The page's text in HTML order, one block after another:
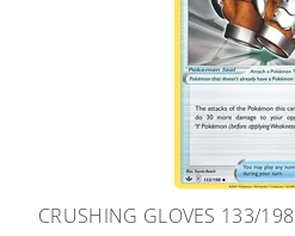
CRUSHING GLOVES 133/198